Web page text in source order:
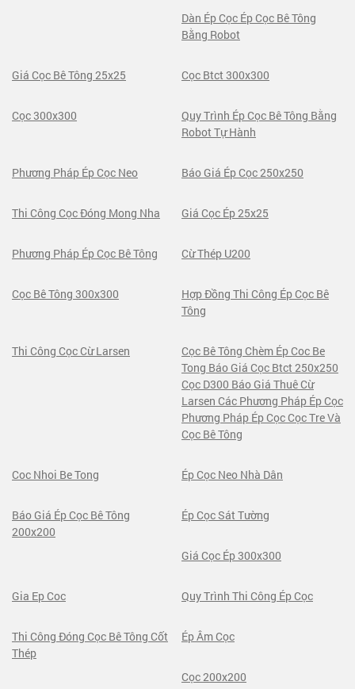
Dàn Ép Cọc Ép Cọc Bê Tông
Bằng Robot
Giá Cọc Bê Tông 25x25 Cọc Btct 300x300
Cọc 300x300
Quy Trình Ép Cọc Bê Tông Bằng
Robot Tự Hành
Phương Pháp Ép Cọc Neo Báo Giá Ép Cọc 250x250
Thi Công Cọc Đóng Mong Nha Giá Cọc Ép 25x25
Phương Pháp Ép Cọc Bê Tông Cừ Thép U200
Cọc Bê Tông 300x300
Hợp Đồng Thi Công Ép Cọc Bê
Tông
Thi Công Cọc Cừ Larsen
Cọc Bê Tông Chèm Ép Coc Be
Tong Báo Giá Cọc Btct 250x250
Cọc D300 Báo Giá Thuê Cừ
Larsen Các Phương Pháp Ép Cọc
Phương Pháp Ép Cọc Cọc Tre Và
Cọc Bê Tông
Coc Nhoi Be Tong Ép Cọc Neo Nhà Dân
Báo Giá Ép Cọc Bê Tông
200x200
Ép Cọc Sát Tường
Giá Cọc Ép 300x300
Gia Ep Coc Quy Trình Thi Công Ép Cọc
Thi Công Đóng Cọc Bê Tông Cốt
Thép
Ép Âm Cọc
Cọc 200x200